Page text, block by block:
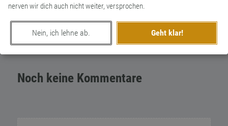
nerven wir dich auch nicht weiter, versprochen.
Nein, ich lehne ab. Geht klar!
erschaffen vonSprechreiz
Noch keine Kommentare